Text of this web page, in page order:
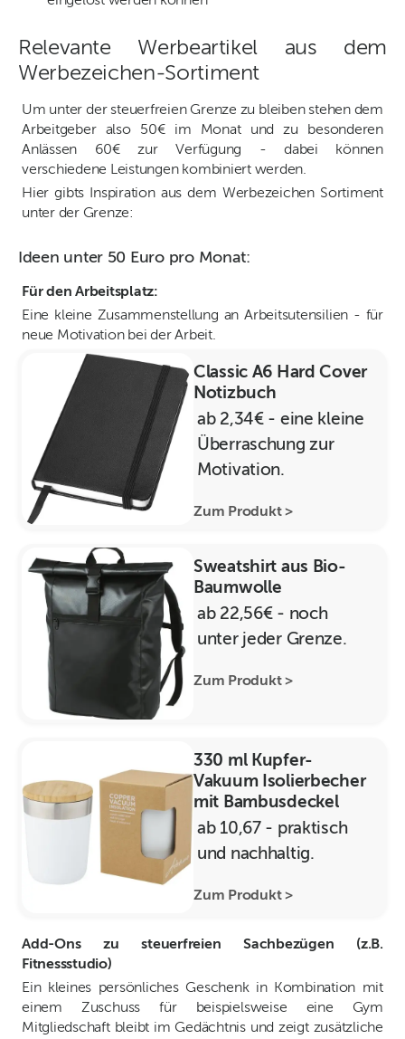
Relevante Werbeartikel aus dem
Werbezeichen-Sortiment
Um unter der steuerfreien Grenze zu bleiben stehen dem
Arbeitgeber also 50€ im Monat und zu besonderen
Anlässen 60€ zur Verfügung - dabei können
verschiedene Leistungen kombiniert werden.
Hier gibts Inspiration aus dem Werbezeichen Sortiment
unter der Grenze:
Ideen unter 50 Euro pro Monat:
Für den Arbeitsplatz:
Eine kleine Zusammenstellung an Arbeitsutensilien - für
neue Motivation bei der Arbeit.
Classic A6 Hard Cover
Notizbuch
ab 2,34€ - eine kleine
Überraschung zur
Motivation.
Zum Produkt >
Sweatshirt aus Bio-
Baumwolle
ab 22,56€ - noch
unter jeder Grenze.
Zum Produkt >
330 ml Kupfer-
Vakuum Isolierbecher
mit Bambusdeckel
ab 10,67 - praktisch
und nachhaltig.
Zum Produkt >
Add-Ons zu steuerfreien Sachbezügen (z.B.
Fitnessstudio)
Ein kleines persönliches Geschenk in Kombination mit
einem Zuschuss für beispielsweise eine Gym
Mitgliedschaft bleibt im Gedächtnis und zeigt zusätzliche